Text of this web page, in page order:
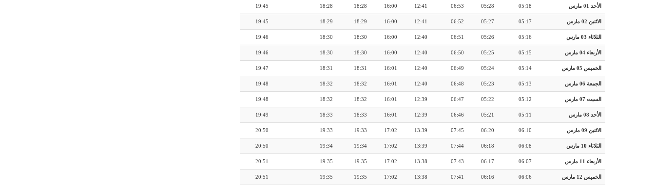
الأحد 01 مارس 05:18
05:28
06:53
12:41
16:00
18:28
18:28
19:45
الاثنين 02 مارس 05:17
05:27
06:52
12:41
16:00
18:29
18:29
19:45
الثلاثاء 03 مارس 05:16
05:26
06:51
12:40
16:00
18:30
18:30
19:46
الأربعاء 04 مارس 05:15
05:25
06:50
12:40
16:00
18:30
18:30
19:46
الخميس 05 مارس 05:14
05:24
06:49
12:40
16:01
18:31
18:31
19:47
الجمعة 06 مارس 05:13
05:23
06:48
12:40
16:01
18:32
18:32
19:48
السبت 07 مارس 05:12
05:22
06:47
12:39
16:01
18:32
18:32
19:48
الأحد 08 مارس 05:11
05:21
06:46
12:39
16:01
18:33
18:33
19:49
الاثنين 09 مارس 06:10
06:20
07:45
13:39
17:02
19:33
19:33
20:50
الثلاثاء 10 مارس 06:08
06:18
07:44
13:39
17:02
19:34
19:34
20:50
الأربعاء 11 مارس 06:07
06:17
07:43
13:38
17:02
19:35
19:35
20:51
الخميس 12 مارس 06:06
06:16
07:41
13:38
17:02
19:35
19:35
20:51